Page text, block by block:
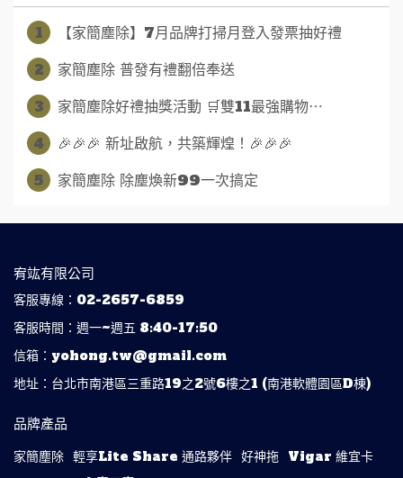
1
【家簡塵除】7月品牌打掃月登入發票抽好禮
2
家簡塵除 普發有禮翻倍奉送
3
家簡塵除好禮抽獎活動 🛒雙11最強購物⋯
4
🎉🎉🎉 新址啟航，共築輝煌！🎉🎉🎉
5
家簡塵除 除塵煥新99一次搞定
宥竑有限公司
客服專線：02-2657-6859
客服時間：週一~週五 8:40-17:50
信箱：yohong.tw@gmail.com
地址：台北市南港區三重路19之2號6樓之1 (南港軟體園區D棟)
品牌產品
家簡塵除 輕享Lite Share 通路夥伴 好神拖 Vigar 維宜卡